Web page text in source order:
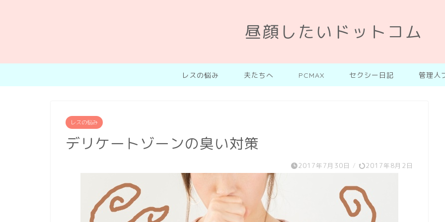
昼顔したいドットコム
レスの悩み 夫たちへ PCMAX セクシー日記 管理人
レスの悩み
デリケートゾーンの臭い対策
2017年7月30日 / 2017年8月2日